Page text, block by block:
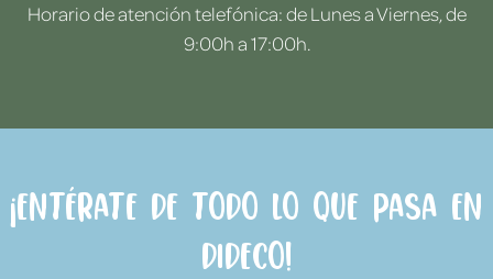
Horario de atención telefónica: de Lunes a Viernes, de
9:00h a 17:00h.
¡Entérate de todo lo que pasa en
Dideco!